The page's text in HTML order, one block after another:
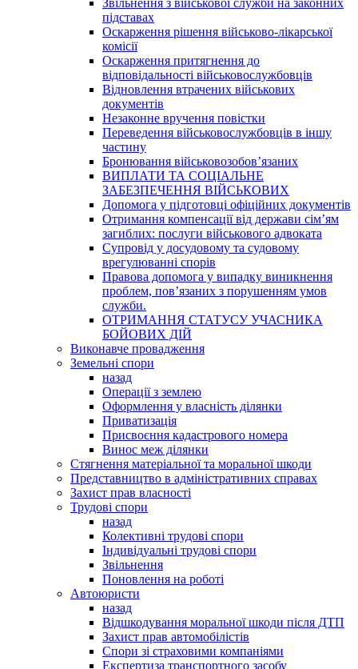
Звільнення з військової служби на законних
підставах
Оскарження рішення військово-лікарської
комісії
Оскарження притягнення до
відповідальності військовослужбовців
Відновлення втрачених військових
документів
Незаконне вручення повістки
Переведення військовослужбовців в іншу
частину
Бронювання військовозобов’язаних
ВИПЛАТИ ТА СОЦІАЛЬНЕ
ЗАБЕЗПЕЧЕННЯ ВІЙСЬКОВИХ
Допомога у підготовці офіційних документів
Отримання компенсації від держави сім’ям
загиблих: послуги військового адвоката
Супровід у досудовому та судовому
врегулюванні спорів
Правова допомога у випадку виникнення
проблем, пов’язаних з порушенням умов
служби.
ОТРИМАННЯ СТАТУСУ УЧАСНИКА
БОЙОВИХ ДІЙ
Виконавче провадження
Земельні спори
назад
Операції з землею
Оформлення у власність ділянки
Приватизація
Присвоєння кадастрового номера
Винос меж ділянки
Стягнення матеріальної та моральної шкоди
Представництво в адміністративних справах
Захист прав власності
Трудові спори
назад
Колективні трудові спори
Індивідуальні трудові спори
Звільнення
Поновлення на роботі
Автоюристи
назад
Відшкодування моральної шкоди після ДТП
Захист прав автомобілістів
Спори зі страховими компаніями
Експертиза транспортного засобу